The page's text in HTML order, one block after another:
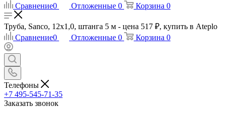
Сравнение0 Отложенные 0 Корзина 0
Труба, Sanco, 12x1,0, штанга 5 м - цена 517 ₽, купить в Ateplo
Сравнение0 Отложенные 0 Корзина 0
Телефоны
+7 495-545-71-35
Заказать звонок